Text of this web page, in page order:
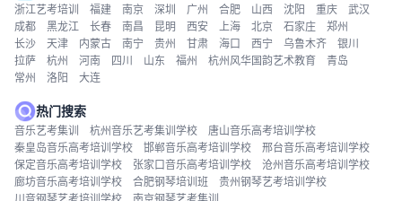
浙江艺考培训 福建 南京 深圳 广州 合肥 山西 沈阳 重庆
武汉
成都
黑龙江 长春 南昌 昆明 西安 上海 北京 石家庄
郑州
长沙
天津 内蒙古 南宁 贵州 甘肃 海口 西宁 乌鲁木齐
银川
拉萨
杭州 河南 四川 山东 福州 杭州风华国韵艺术教育
青岛
常州
洛阳 大连
热门搜索
音乐艺考集训 杭州音乐艺考集训学校
唐山音乐高考培训学校
秦皇岛音乐高考培训学校
邯郸音乐高考培训学校
邢台音乐高考培训学校
保定音乐高考培训学校
张家口音乐高考培训学校
沧州音乐高考培训学校
廊坊音乐高考培训学校
合肥钢琴培训班
贵州钢琴艺考培训学校